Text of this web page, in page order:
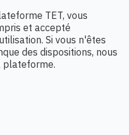
TET, vous
et accepté
Si vous n'êtes
des dispositions, nous
plateforme.